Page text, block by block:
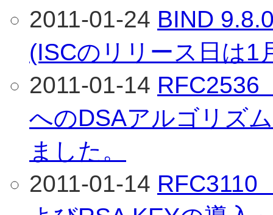
2011-01-24 BIND
(ISCのリリース日は1
2011-01-14 RFC2536
へのDSAアルゴリズ
ました。
2011-01-14 RFC3110